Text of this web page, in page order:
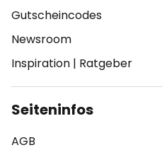
Gutscheincodes
Newsroom
Inspiration | Ratgeber
Seiteninfos
AGB